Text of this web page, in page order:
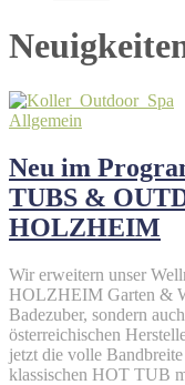
Allgemein
Neu im
TUBS &
HOLZHEIM
Wir erweitern unser
HOLZHEIM Garten &
Badezuber, sondern
österreichischen
jetzt die volle
klassischen HOT TUB